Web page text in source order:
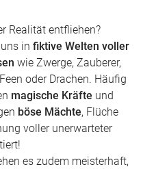
Realität entfliehen?
in fiktive Welten voller
wie Zwerge, Zauberer,
oder Drachen. Häufig
magische Kräfte und
böse Mächte, Flüche
voller unerwarteter
es zudem meisterhaft,